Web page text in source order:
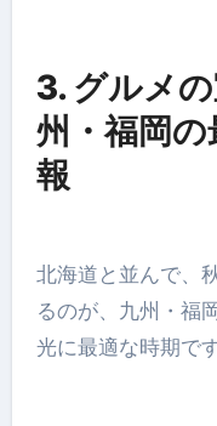
3. グルメ
州・福岡
報
北海道と並んで、
るのが、九州・福
光に最適な時期です